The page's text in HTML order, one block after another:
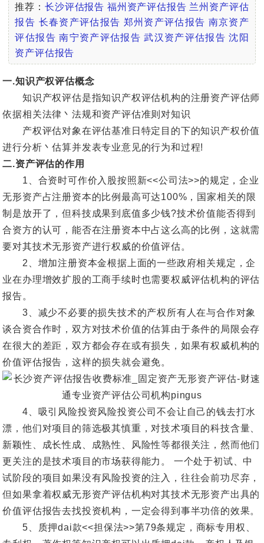
推荐：长沙评估报告 福州资产评估报告 兰州资产评估
报告 长春资产评估报告 郑州资产评估报告 南京资产
评估报告 南宁资产评估报告 武汉资产评估报告 沈阳
资产评估报告
一.知识产权评估概念
知识产权评估是指知识产权评估机构的注册资产评估师
依据相关法律丶法规和资产评估准则对知识
产权评估对象在评估基准日特定目的下的知识产权价值
进行分析丶估算并发表专业意见的行为和过程!
二.资产评估的作用
1、合资时可作价入股按照新<<公司法>>的规定，企业
无形资产占注册资本的比例最高可达100%，国家相关的限
制是放开了，但科技成果到底值多少钱?技术价值能否得到
合资方的认可，能否在注册资本中占这么高的比例，这就需
要对其技术无形资产进行权威的价值评估。
2、增加注册资本金根据上面的一些政府相关规定，企
业在办理增效扩股的工商手续时也需要权威评估机构的评估
报告。
3、减少不必要的损失技术的产权所有人在与合作对象
谈合资合作时，双方对技术价值的估算由于条件的局限会存
在很大的差距，双方都会存在或有损失，如果有权威机构的
价值评估报告，这样的损失就会避免。
4、吸引风险投资风险投资公司不会让自己的钱去打水
漂，他们对项目的筛选极其慎重，对技术项目的科技含量、
新颖性、成长性成、成熟性、风险性等都很关注，然而他们
更关注的是技术项目的市场获得能力。 一个处于初试、中
试阶段的项目如果没有风险投资的注入，往往会前功尽弃，
但如果拿着权威无形资产评估机构对其技术无形资产出具的
价值评估报告去找投资机构，一定会得到事半功倍的效果。
5、质押dai款<<担保法>>第79条规定，商标专用权、